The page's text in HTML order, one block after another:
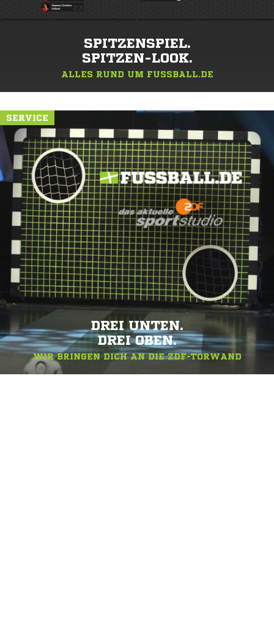
SPITZENSPIEL.
SPITZEN-LOOK.
ALLES RUND UM FUSSBALL.DE
SERVICE
DREI UNTEN.
DREI OBEN.
WIR BRINGEN DICH AN DIE ZDF-TORWAND